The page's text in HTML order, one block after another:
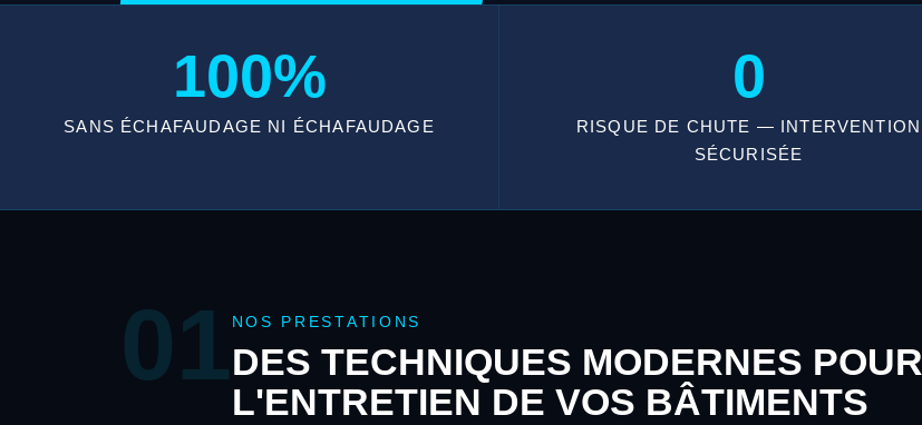
100%
SANS ÉCHAFAUDAGE NI ÉCHAFAUDAGE
0
RISQUE DE CHUTE — INTERVENTION
SÉCURISÉE
01 NOS PRESTATIONS
DES TECHNIQUES MODERNES POUR
L'ENTRETIEN DE VOS BÂTIMENTS